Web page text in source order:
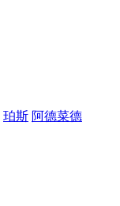
珀斯 阿德菜德